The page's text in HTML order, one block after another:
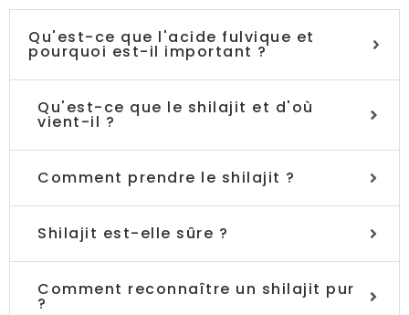
Qu'est-ce que l'acide fulvique et
pourquoi est-il important ?
Qu'est-ce que le shilajit et d'où
vient-il ?
Comment prendre le shilajit ?
Shilajit est-elle sûre ?
Comment reconnaître un shilajit pur
?